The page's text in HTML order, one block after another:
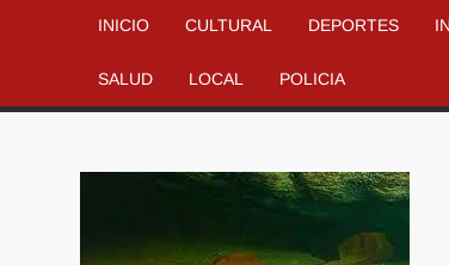
INICIO CULTURAL DEPORTES
SALUD LOCAL POLICIA